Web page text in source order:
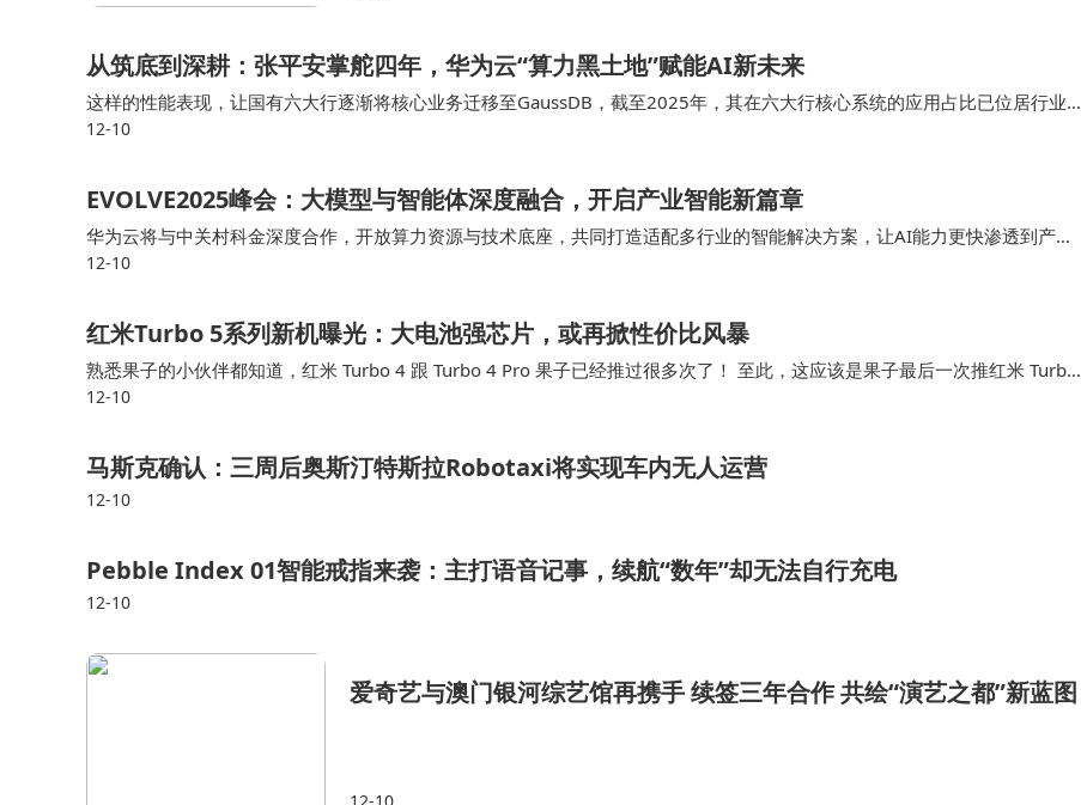
从筑底到深耕：张平安掌舵四年，华为云“算力黑土地”赋能AI新未来
这样的性能表现，让国有六大行逐渐将核心业务迁移至GaussDB，截至2025年，其在六大行核心系统的应用占比已位居行业第
一。从水泥窑炉到钢铁热轧线，从高铁轨道到露天矿山，华为云以昇腾 AI 为算力底座、盘古…
12-10
EVOLVE2025峰会：大模型与智能体深度融合，开启产业智能新篇章
华为云将与中关村科金深度合作，开放算力资源与技术底座，共同打造适配多行业的智能解决方案，让AI能力更快渗透到产业
毛细血管。随着生态协同的深化与场景应用的落地，AI将真正成为驱动产业变革的核心力量，连接现在与未…
12-10
红米Turbo 5系列新机曝光：大电池强芯片，或再掀性价比风暴
熟悉果子的小伙伴都知道，红米 Turbo 4 跟 Turbo 4 Pro 果子已经推过很多次了！ 至此，这应该是果子最后一次推红米 Turbo
4 跟 Turbo 4 Pro 这两款机型了~ 你们绝对想不到，…
12-10
马斯克确认：三周后奥斯汀特斯拉Robotaxi将实现车内无人运营
12-10
Pebble Index 01智能戒指来袭：主打语音记事，续航“数年”却无法自行充电
12-10
爱奇艺与澳门银河综艺馆再携手 续签三年合作 共绘“演艺之都”新蓝图